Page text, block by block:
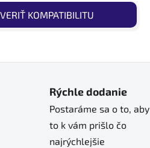
KOMPATIBILITU
Rýchle dodanie
Postaráme sa o to, aby
to k vám prišlo čo
najrýchlejšie